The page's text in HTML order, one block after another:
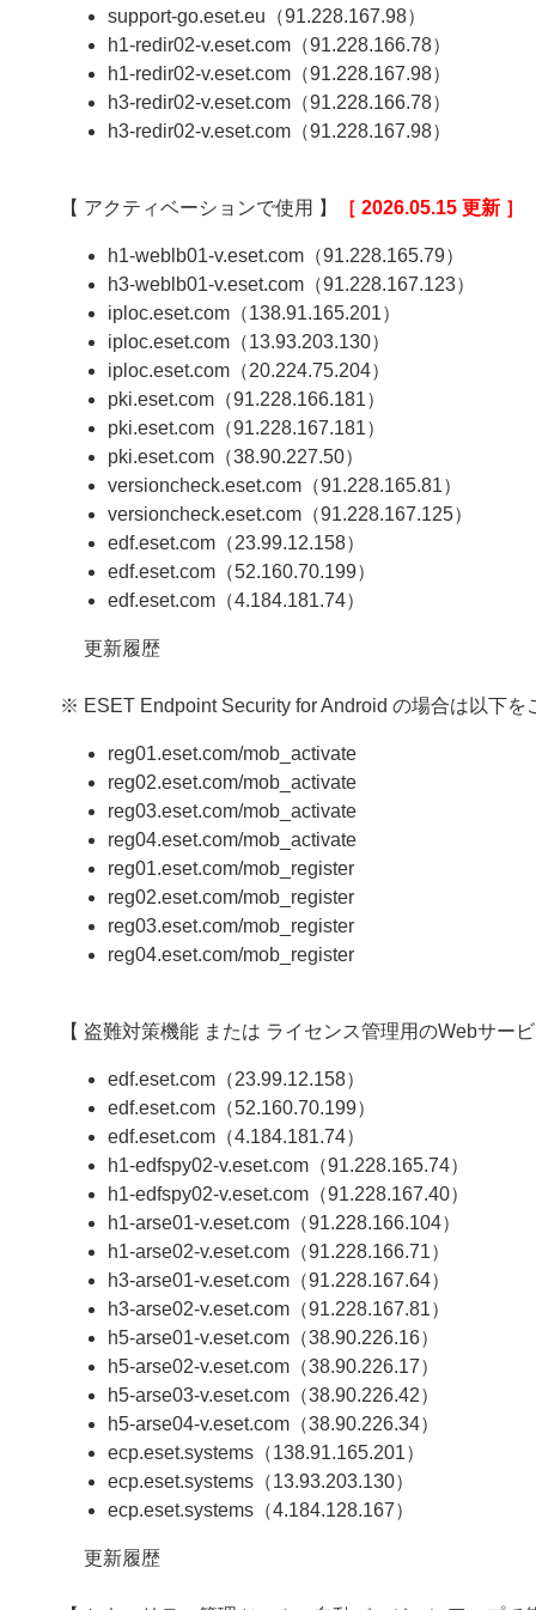
support-go.eset.eu（91.228.167.98）
h1-redir02-v.eset.com（91.228.166.78）
h1-redir02-v.eset.com（91.228.167.98）
h3-redir02-v.eset.com（91.228.166.78）
h3-redir02-v.eset.com（91.228.167.98）
【 アクティベーションで使用 】 ［ 2026.05.15 更新 ］
h1-weblb01-v.eset.com（91.228.165.79）
h3-weblb01-v.eset.com（91.228.167.123）
iploc.eset.com（138.91.165.201）
iploc.eset.com（13.93.203.130）
iploc.eset.com（20.224.75.204）
pki.eset.com（91.228.166.181）
pki.eset.com（91.228.167.181）
pki.eset.com（38.90.227.50）
versioncheck.eset.com（91.228.165.81）
versioncheck.eset.com（91.228.167.125）
edf.eset.com（23.99.12.158）
edf.eset.com（52.160.70.199）
edf.eset.com（4.184.181.74）
更新履歴
※ ESET Endpoint Security for Android の場合は以下を
reg01.eset.com/mob_activate
reg02.eset.com/mob_activate
reg03.eset.com/mob_activate
reg04.eset.com/mob_activate
reg01.eset.com/mob_register
reg02.eset.com/mob_register
reg03.eset.com/mob_register
reg04.eset.com/mob_register
【 盗難対策機能 または ライセンス管理用のWebサー
edf.eset.com（23.99.12.158）
edf.eset.com（52.160.70.199）
edf.eset.com（4.184.181.74）
h1-edfspy02-v.eset.com（91.228.165.74）
h1-edfspy02-v.eset.com（91.228.167.40）
h1-arse01-v.eset.com（91.228.166.104）
h1-arse02-v.eset.com（91.228.166.71）
h3-arse01-v.eset.com（91.228.167.64）
h3-arse02-v.eset.com（91.228.167.81）
h5-arse01-v.eset.com（38.90.226.16）
h5-arse02-v.eset.com（38.90.226.17）
h5-arse03-v.eset.com（38.90.226.42）
h5-arse04-v.eset.com（38.90.226.34）
ecp.eset.systems（138.91.165.201）
ecp.eset.systems（13.93.203.130）
ecp.eset.systems（4.184.128.167）
更新履歴